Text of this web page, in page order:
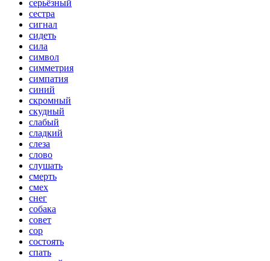
серьёзный
сестра
сигнал
сидеть
сила
символ
симметрия
симпатия
синий
скромный
скудный
слабый
сладкий
слеза
слово
слушать
смерть
смех
снег
собака
совет
сор
состоять
спать